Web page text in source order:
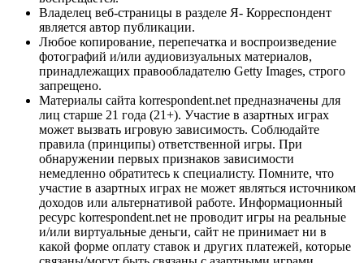
Владелец веб-страницы в разделе Я- Корреспондент
является автор публикации.
Любое копирование, перепечатка и воспроизведение
фотографий и/или аудиовизуальных материалов,
принадлежащих правообладателю Getty Images, строго
запрещено.
Материалы сайта korrespondent.net предназначены для
лиц старше 21 года (21+). Участие в азартных играх
может вызвать игровую зависимость. Соблюдайте
правила (принципы) ответственной игры. При
обнаружении первых признаков зависимости
немедленно обратитесь к специалисту. Помните, что
участие в азартных играх не может являться источником
доходов или альтернативой работе. Информационный
ресурс korrespondent.net не проводит игры на реальные
и/или виртуальные деньги, сайт не принимает ни в
какой форме оплату ставок и других платежей, которые